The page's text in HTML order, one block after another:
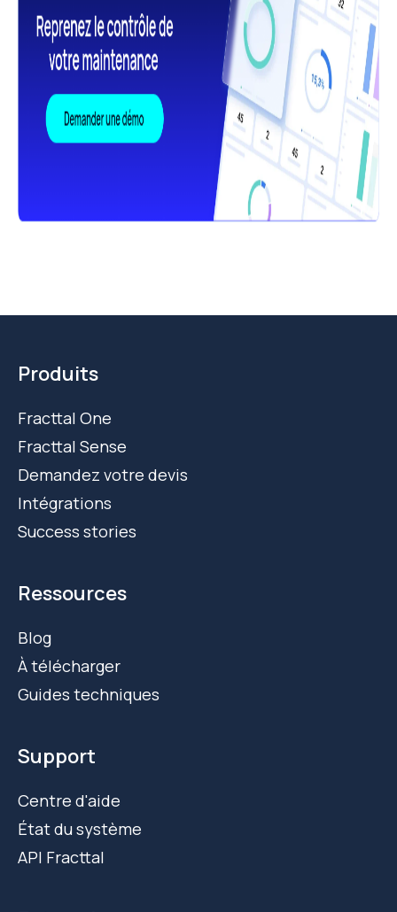
Produits
Fracttal One
Fracttal Sense
Demandez votre devis
Intégrations
Success stories
Ressources
Blog
À télécharger
Guides techniques
Support
Centre d'aide
État du système
API Fracttal